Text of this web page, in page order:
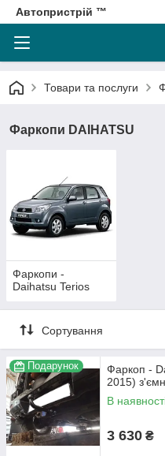
Автопристрій ™
Товари та послуги
Фаркопи DAIHATSU
Фаркопи -
Daihatsu Terios
Сортування
Подарунок
Фаркоп -
2015)
В
3 630 ₴